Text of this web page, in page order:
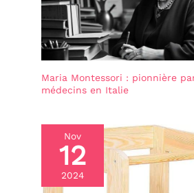
Maria Montessori : pionnière
médecins en Italie
Nov
12
2024